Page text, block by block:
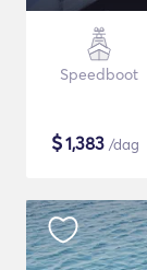
Speedboot
$1,383 /dag